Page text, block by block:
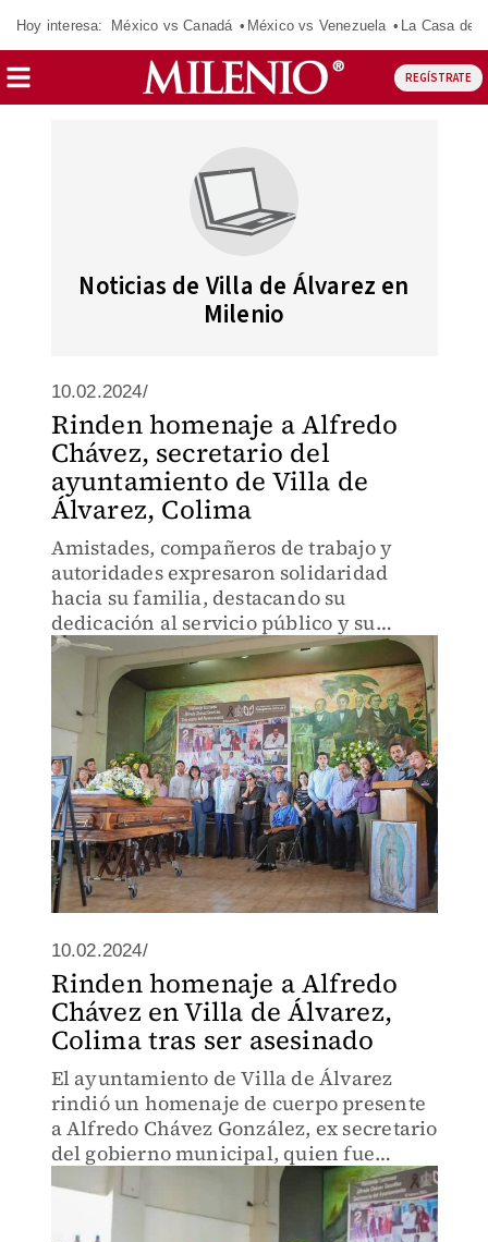
Hoy interesa: México vs Canadá México vs Venezuela La Casa de
REGÍSTRATE
Noticias de Villa de Álvarez en
Milenio
10.02.2024/
Rinden homenaje a Alfredo
Chávez, secretario del
ayuntamiento de Villa de
Álvarez, Colima
Amistades, compañeros de trabajo y
autoridades expresaron solidaridad
hacia su familia, destacando su
dedicación al servicio público y su
contribución al municipio.
10.02.2024/
Rinden homenaje a Alfredo
Chávez en Villa de Álvarez,
Colima tras ser asesinado
El ayuntamiento de Villa de Álvarez
rindió un homenaje de cuerpo presente
a Alfredo Chávez González, ex secretario
del gobierno municipal, quien fue
asesinado por arma de fuego.
Familiares, amigos y compañeros le
dieron el último adiós en el evento.